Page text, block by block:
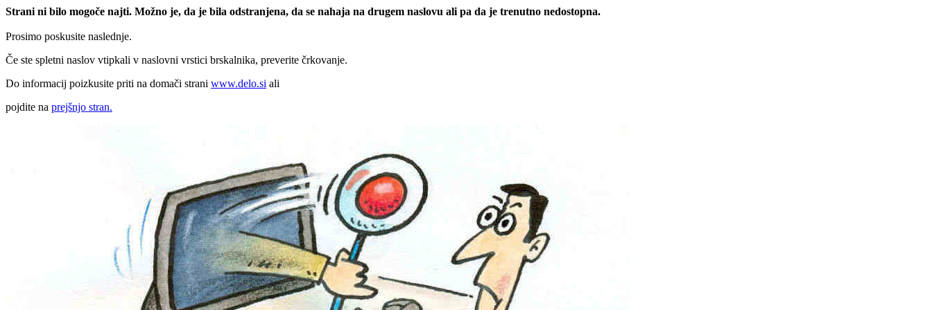
Strani ni bilo mogoče najti. Možno je, da je bila odstranjena, da se nahaja na drugem naslovu ali pa da je trenutno nedostopna.
Prosimo poskusite naslednje.
Če ste spletni naslov vtipkali v naslovni vrstici brskalnika, preverite črkovanje.
Do informacij poizkusite priti na domači strani www.delo.si ali
pojdite na prejšnjo stran.